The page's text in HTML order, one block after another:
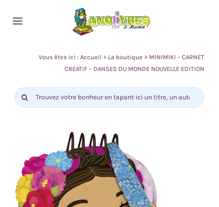
Toggle
0
Vous êtes ici :Accueil > La boutique > MINIMIKI – CARNET
CREATIF – DANSES DU MONDE NOUVELLE EDITION
Rechercher: